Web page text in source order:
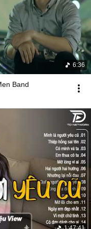
6:36
Band